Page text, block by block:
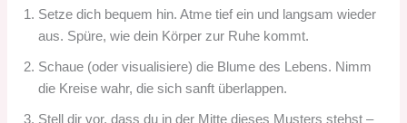
Setze dich bequem hin. Atme tief ein und langsam wieder
aus. Spüre, wie dein Körper zur Ruhe kommt.
Schaue (oder visualisiere) die Blume des Lebens. Nimm
die Kreise wahr, die sich sanft überlappen.
Stell dir vor, dass du in der Mitte dieses Musters stehst –